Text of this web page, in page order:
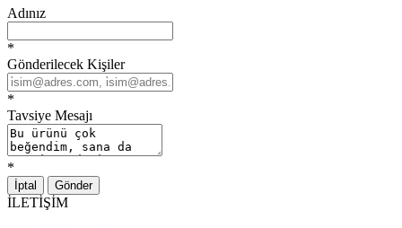
Adınız
*
Gönderilecek Kişiler
*
Tavsiye Mesajı
*
İptal Gönder
İLETİŞİM